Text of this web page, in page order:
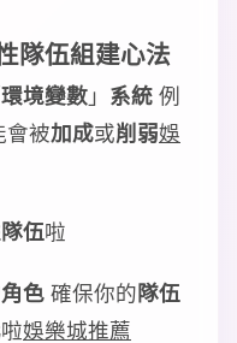
隊伍組建心法
環境變數」 系統 例
會被加成或削弱娛
伍啦
角色 確保你的隊伍
啦娛樂城推薦